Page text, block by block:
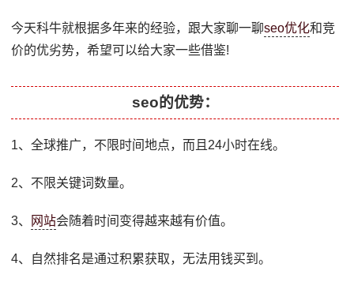
今天科牛就根据多年来的经验，跟大家聊一聊seo优化和竞
价的优劣势，希望可以给大家一些借鉴!
seo的优势：
1、全球推广，不限时间地点，而且24小时在线。
2、不限关键词数量。
3、 网站会随着时间变得越来越有价值。
4、自然排名是通过积累获取，无法用钱买到。